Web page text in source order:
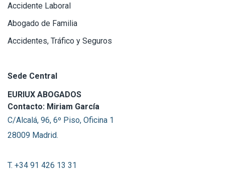
Accidente Laboral
Abogado de Familia
Accidentes, Tráfico y Seguros
Sede Central
EURIUX ABOGADOS
Contacto: Miriam García
C/Alcalá, 96, 6º Piso, Oficina 1
28009 Madrid.
T. +34 91 426 13 31